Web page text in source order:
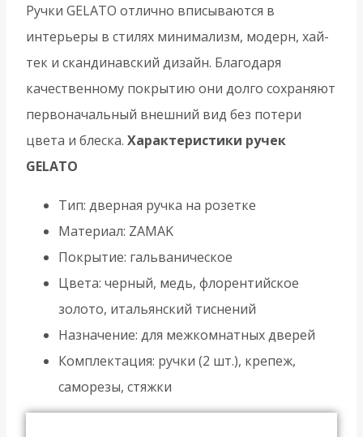
Ручки GELATO отлично вписываются в
интерьеры в стилях минимализм, модерн, хай-
тек и скандинавский дизайн. Благодаря
качественному покрытию они долго сохраняют
первоначальный внешний вид без потери
цвета и блеска. Характеристики ручек
GELATO
Тип: дверная ручка на розетке
Материал: ZAMAK
Покрытие: гальваническое
Цвета: черный, медь, флорентийское
золото, итальянский тиснений
Назначение: для межкомнатных дверей
Комплектация: ручки (2 шт.), крепеж,
саморезы, стяжки